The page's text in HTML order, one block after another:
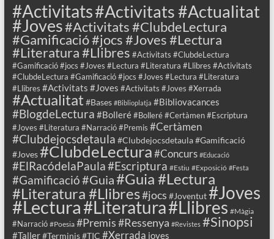
#Activitats#Activitats #Actualitat
#Joves#Activitats #ClubdeLectura
#Gamificació #jocs #Joves #Lectura
#Literatura #Llibres #Activitats #ClubdeLectura
#Gamificació #jocs #Joves #Lectura #Literatura #Llibres #Activitats
#ClubdeLectura #Gamificació #jocs #Joves #Lectura #Literatura
#Llibres #Activitats #Joves #Activitats #Joves #Xerrada
#Actualitat #Bases #Biblioplatja #Bibliovacances
#BlogdeLectura #Bolleré #Bolleré #Certàmen #Escriptura
#Joves #Literatura #Narració #Premis #Certàmen
#Clubdejocsdetaula #Clubdejocsdetaula #Gamificació
#Joves#ClubdeLectura#Concurs #Educació
#ElRacódelaPaula#Escriptura #Estiu #Exposició #Festa
#Gamificació#Guia#Guia #Lectura
#Literatura #Llibres#jocs #Joventut#Joves
#Lectura#Literatura#Llibres #Màgia
#Narració #Poesia #Premis#Ressenya #Revistes #Sinopsi
#Taller#Terminis#TIC #Xerrada joves